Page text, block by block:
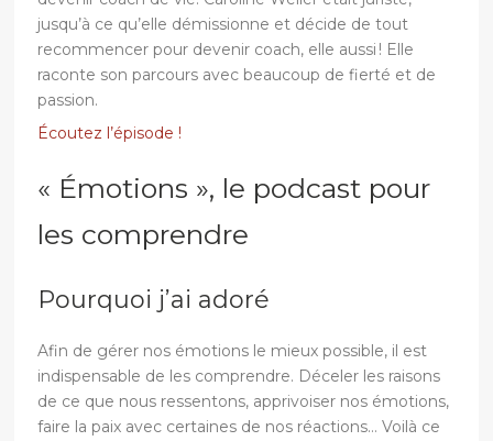
jusqu’à ce qu’elle démissionne et décide de tout
recommencer pour devenir coach, elle aussi ! Elle
raconte son parcours avec beaucoup de fierté et de
passion.
Écoutez l’épisode !
« Émotions », le podcast pour
les comprendre
Pourquoi j’ai adoré
Afin de gérer nos émotions le mieux possible, il est
indispensable de les comprendre. Déceler les raisons
de ce que nous ressentons, apprivoiser nos émotions,
faire la paix avec certaines de nos réactions… Voilà ce